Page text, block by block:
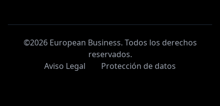
©2026 European Business. Todos los derechos
reservados.
Aviso Legal
Protección de datos